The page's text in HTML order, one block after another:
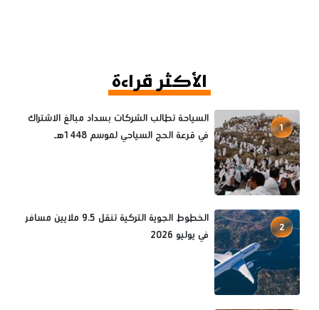
الأكثر قراءة
1
السياحة تطالب الشركات بسداد مبالغ الاشتراك
في قرعة الحج السياحي لموسم 1448هـ
2
الخطوط الجوية التركية تنقل 9.5 ملايين مسافر
في يوليو 2026